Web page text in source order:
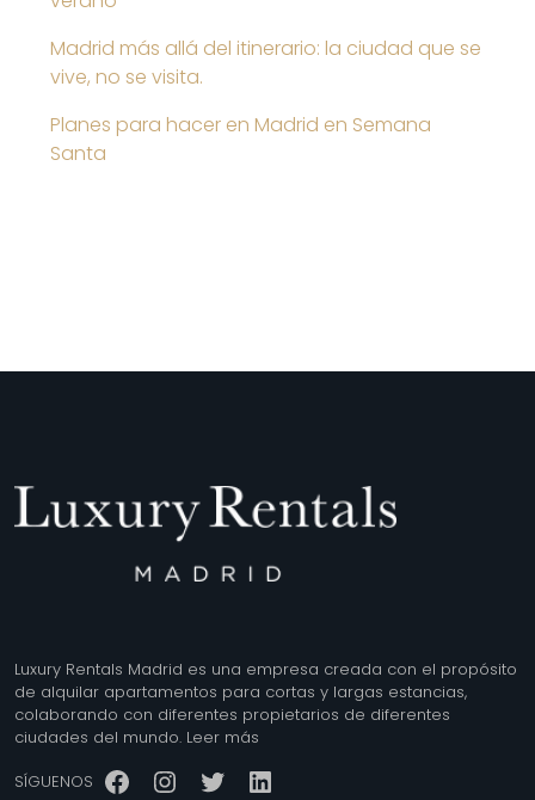
Madrid más allá del itinerario: la ciudad que se
vive, no se visita.
Planes para hacer en Madrid en Semana
Santa
Luxury Rentals Madrid es una empresa creada con el propósito
de alquilar apartamentos para cortas y largas estancias,
colaborando con diferentes propietarios de diferentes
ciudades del mundo. Leer más
SÍGUENOS Facebook
Instagram
TwitterLinkedIn